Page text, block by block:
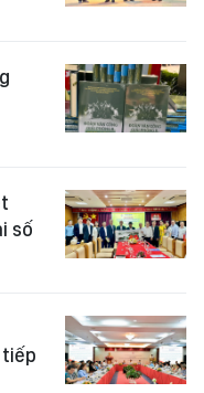
số
tiếp